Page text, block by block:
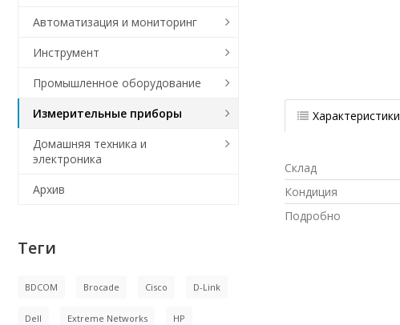
Характеристики
Склад
Кондиция
Подробно
Автоматизация и мониторинг
Инструмент
Промышленное оборудование
Измерительные приборы
Домашняя техника и
электроника
Архив
Теги
BDCOM Brocade Cisco D-Link
Dell Extreme Networks HP